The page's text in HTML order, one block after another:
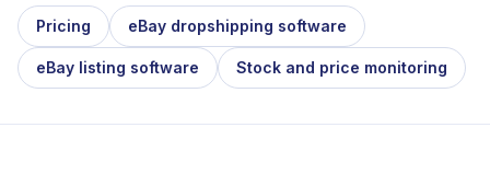
Pricing eBay dropshipping software
eBay listing software Stock and price monitoring